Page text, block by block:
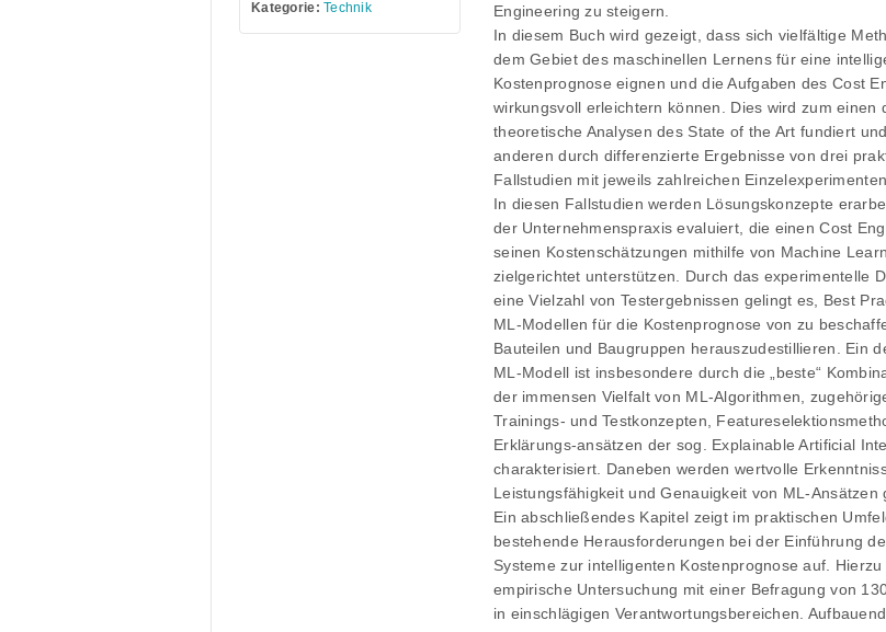
Engineering zu steigern.
In diesem Buch wird gezeigt, dass sich vielfältige
dem Gebiet des maschinellen Lernens für eine
Kostenprognose eignen und die Aufgaben des Cost
wirkungsvoll erleichtern können. Dies wird zum einen
theoretische Analysen des State of the Art fundiert
anderen durch differenzierte Ergebnisse von drei
Fallstudien mit jeweils zahlreichen
In diesen Fallstudien werden Lösungskonzepte
der Unternehmenspraxis evaluiert, die einen Cost
seinen Kostenschätzungen mithilfe von Machine
zielgerichtet unterstützen. Durch das experimentelle
eine Vielzahl von Testergebnissen gelingt es, Best
ML-Modellen für die Kostenprognose von zu
Bauteilen und Baugruppen herauszudestillieren. Ein
ML-Modell ist insbesondere durch die „beste“
der immensen Vielfalt von ML-Algorithmen,
Trainings- und Testkonzepten,
Erklärungs-ansätzen der sog. Explainable Artificial
charakterisiert. Daneben werden wertvolle
Leistungsfähigkeit und Genauigkeit von ML-Ansätzen
Ein abschließendes Kapitel zeigt im praktischen
bestehende Herausforderungen bei der Einführung
Systeme zur intelligenten Kostenprognose auf. Hierzu
empirische Untersuchung mit einer Befragung von
in einschlägigen Verantwortungsbereichen.
Kategorie: Technik